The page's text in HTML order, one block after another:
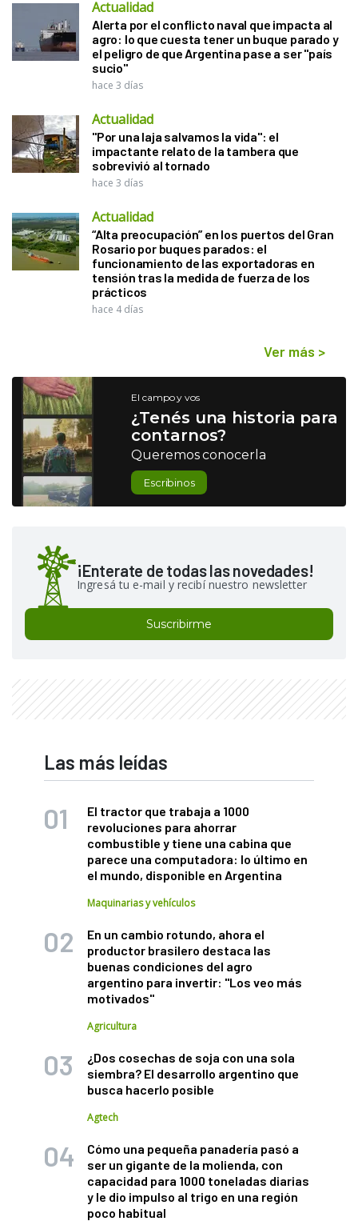
Actualidad
Alerta por el conflicto naval que impacta al
agro: lo que cuesta tener un buque parado y
el peligro de que Argentina pase a ser "país
sucio"
hace 3 días
Actualidad
"Por una laja salvamos la vida": el
impactante relato de la tambera que
sobrevivió al tornado
hace 3 días
Actualidad
“Alta preocupación” en los puertos del Gran
Rosario por buques parados: el
funcionamiento de las exportadoras en
tensión tras la medida de fuerza de los
prácticos
hace 4 días
Ver más >
El campo y vos
¿Tenés una historia para
contarnos?
Queremos conocerla
Escribinos
¡Enterate de todas las novedades!
Ingresá tu e-mail y recibí nuestro newsletter
Suscribirme
Las más leídas
El tractor que trabaja a 1000
revoluciones para ahorrar
combustible y tiene una cabina que
parece una computadora: lo último en
el mundo, disponible en Argentina
Maquinarias y vehículos
En un cambio rotundo, ahora el
productor brasilero destaca las
buenas condiciones del agro
argentino para invertir: "Los veo más
motivados"
Agricultura
¿Dos cosechas de soja con una sola
siembra? El desarrollo argentino que
busca hacerlo posible
Agtech
Cómo una pequeña panadería pasó a
ser un gigante de la molienda, con
capacidad para 1000 toneladas diarias
y le dio impulso al trigo en una región
poco habitual